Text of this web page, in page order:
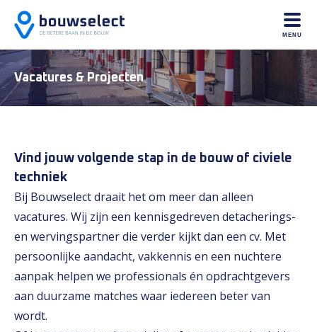
MENU
Vacatures & Projecten
Vind jouw volgende stap in de bouw of civiele
techniek
Bij Bouwselect draait het om meer dan alleen
vacatures. Wij zijn een kennisgedreven detacherings-
en wervingspartner die verder kijkt dan een cv. Met
persoonlijke aandacht, vakkennis en een nuchtere
aanpak helpen we professionals én opdrachtgevers
aan duurzame matches waar iedereen beter van
wordt.